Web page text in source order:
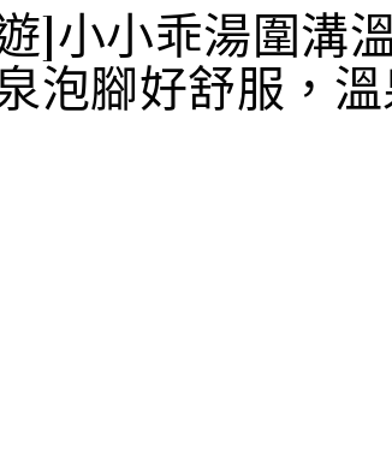
]小小乖湯圍溝
泡腳好舒服，